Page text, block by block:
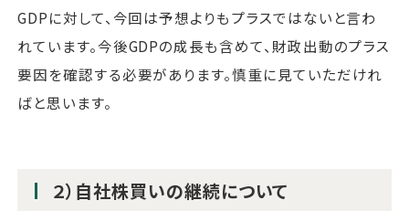
GDPに対して、今回は予想よりもプラスではないと言わ
れています。今後GDPの成長も含めて、財政出動のプラス
要因を確認する必要があります。慎重に見ていただけれ
ばと思います。
２）自社株買いの継続について